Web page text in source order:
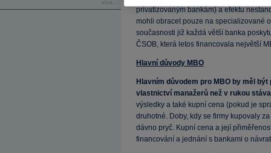
více...
privatizovaným bankám) a efektu
mohli obracet pouze na specializované
současnosti již každá větší banka
ČSOB, která letos financovala největší
Hlavní důvody MBO
Hlavním důvodem pro MBO by měl
vlastnictví manažerů než v rukou
výsledky a také kupní cena (pokud je
druhotné. Doby, kdy se firmy kupovaly
dávno pryč. Kupní cena a její
financování a jednání s bankami o